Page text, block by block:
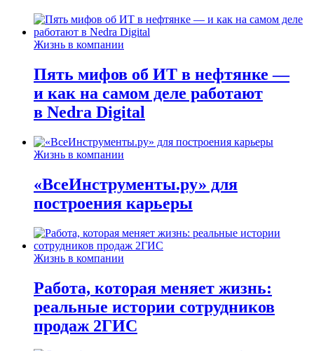
Жизнь в компании
Пять мифов об ИТ в нефтянке —
и как на самом деле работают
в Nedra Digital
Жизнь в компании
«ВсеИнструменты.ру» для
построения карьеры
Жизнь в компании
Работа, которая меняет жизнь:
реальные истории сотрудников
продаж 2ГИС